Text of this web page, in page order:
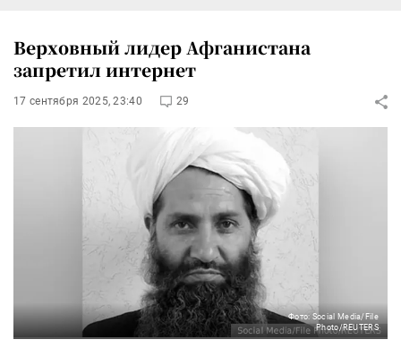
Верховный лидер Афганистана
запретил интернет
17 сентября 2025, 23:40 29
Фото: Social Media/File
Photo/REUTERS